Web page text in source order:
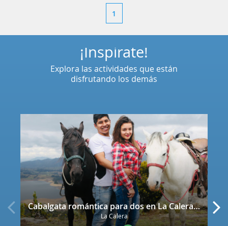
1
Cabalgata romántica para dos en La Calera con decoración
La Calera
¡Inspírate!
Explora las actividades que están
disfrutando los demás